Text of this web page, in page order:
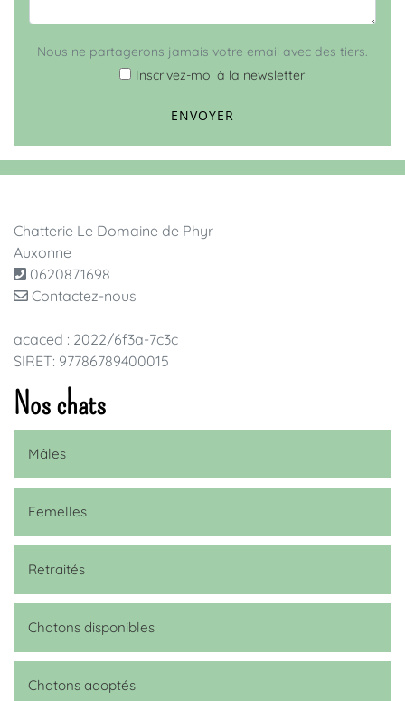
Nous ne partagerons jamais votre email avec des tiers.
Inscrivez-moi à la newsletter
ENVOYER
Chatterie Le Domaine de Phyr
Auxonne
0620871698
Contactez-nous
acaced : 2022/6f3a-7c3c
SIRET: 97786789400015
Nos chats
Mâles
Femelles
Retraités
Chatons disponibles
Chatons adoptés